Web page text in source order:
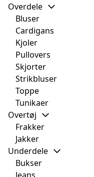
Overdele
Bluser
Cardigans
Kjoler
Pullovers
Skjorter
Strikbluser
Toppe
Tunikaer
Overtøj
Frakker
Jakker
Underdele
Bukser